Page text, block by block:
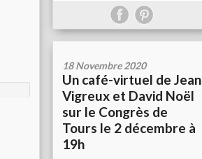
18 Novembre 2020
Un café-virtuel de Jean
Vigreux et David Noël
sur le Congrès de
Tours le 2 décembre à
19h